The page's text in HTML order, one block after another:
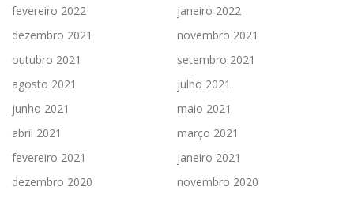
fevereiro 2022
janeiro 2022
dezembro 2021
novembro 2021
outubro 2021
setembro 2021
agosto 2021
julho 2021
junho 2021
maio 2021
abril 2021
março 2021
fevereiro 2021
janeiro 2021
dezembro 2020
novembro 2020